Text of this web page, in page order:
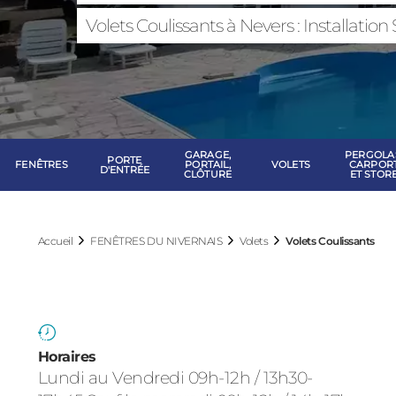
FENÊTRES DU
Volets Coulissants à Nevers :
FENÊTRES PORTE
D'ENTRÉE
GARAGE,
PORTAIL,
CLÔTURE
VOLETS
ET
Accueil FENÊTRES DU NIVERNAIS Volets Volets Coulissants
Horaires
Lundi au Vendredi 09h-12h / 13h30-